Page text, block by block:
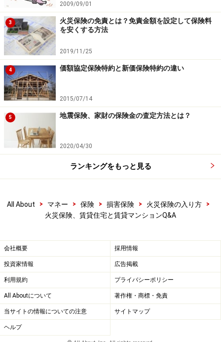
2009/09/01
3
火災保険の免責とは？免責金額を設定して保険料
を安くする方法
2019/11/25
4 価額協定保険特約と新価保険特約の違い
2015/07/14
5 地震保険、家財の保険金の査定方法とは？
2020/04/30
ランキングをもっと見る
All About > マネー > 保険 > 損害保険 > 火災保険の入り方
>
火災保険、賃貸住宅と賃貸マンションQ&A
会社概要 採用情報
投資家情報 広告掲載
利用規約 プライバシーポリシー
All Aboutについて 著作権・商標・免責
当サイトの情報についての注意 サイトマップ
ヘルプ